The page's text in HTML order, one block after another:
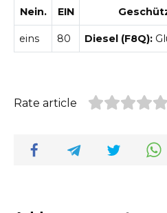
Nein. EIN
eins 80 Diesel (F8Q):
Rate article